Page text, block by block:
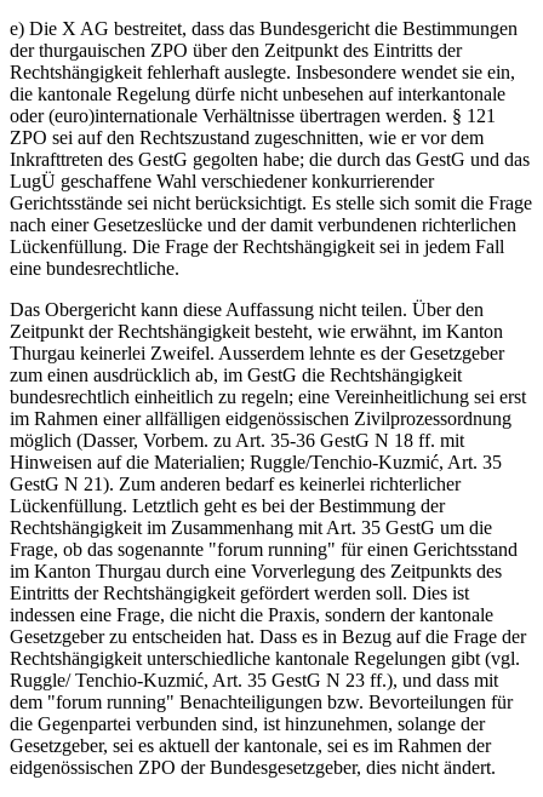
e) Die X AG bestreitet, dass das Bundesgericht die Bestimmungen
der thurgauischen ZPO über den Zeitpunkt des Eintritts der
Rechtshängigkeit fehlerhaft auslegte. Insbesondere wendet sie ein,
die kantonale Regelung dürfe nicht unbesehen auf interkantonale
oder (euro)internationale Verhältnisse übertragen werden. § 121
ZPO sei auf den Rechtszustand zugeschnitten, wie er vor dem
Inkrafttreten des GestG gegolten habe; die durch das GestG und das
LugÜ geschaffene Wahl verschiedener konkurrierender
Gerichtsstände sei nicht berücksichtigt. Es stelle sich somit die Frage
nach einer Gesetzeslücke und der damit verbundenen richterlichen
Lückenfüllung. Die Frage der Rechtshängigkeit sei in jedem Fall
eine bundesrechtliche.
Das Obergericht kann diese Auffassung nicht teilen. Über den
Zeitpunkt der Rechtshängigkeit besteht, wie erwähnt, im Kanton
Thurgau keinerlei Zweifel. Ausserdem lehnte es der Gesetzgeber
zum einen ausdrücklich ab, im GestG die Rechtshängigkeit
bundesrechtlich einheitlich zu regeln; eine Vereinheitlichung sei erst
im Rahmen einer allfälligen eidgenössischen Zivilprozessordnung
möglich (Dasser, Vorbem. zu Art. 35-36 GestG N 18 ff. mit
Hinweisen auf die Materialien; Ruggle/Tenchio-Kuzmić, Art. 35
GestG N 21). Zum anderen bedarf es keinerlei richterlicher
Lückenfüllung. Letztlich geht es bei der Bestimmung der
Rechtshängigkeit im Zusammenhang mit Art. 35 GestG um die
Frage, ob das sogenannte "forum running" für einen Gerichtsstand
im Kanton Thurgau durch eine Vorverlegung des Zeitpunkts des
Eintritts der Rechtshängigkeit gefördert werden soll. Dies ist
indessen eine Frage, die nicht die Praxis, sondern der kantonale
Gesetzgeber zu entscheiden hat. Dass es in Bezug auf die Frage der
Rechtshängigkeit unterschiedliche kantonale Regelungen gibt (vgl.
Ruggle/ Tenchio-Kuzmić, Art. 35 GestG N 23 ff.), und dass mit
dem "forum running" Benachteiligungen bzw. Bevorteilungen für
die Gegenpartei verbunden sind, ist hinzunehmen, solange der
Gesetzgeber, sei es aktuell der kantonale, sei es im Rahmen der
eidgenössischen ZPO der Bundesgesetzgeber, dies nicht ändert.